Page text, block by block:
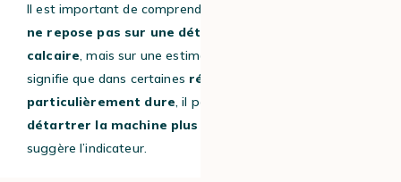
Il est important de comprendre que ce
ne repose pas sur une détection directe du
calcaire, mais sur une estimation basée sur l’usage. Cela
signifie que dans certaines régions où l’eau est
particulièrement dure, il peut être
détartrer la machine plus fréquemment
suggère l’indicateur.